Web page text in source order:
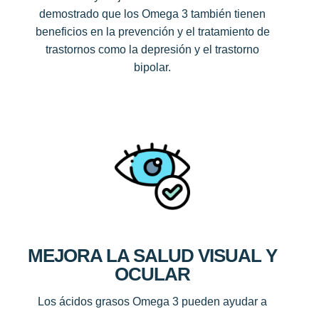
demostrado que los Omega 3 también tienen
beneficios en la prevención y el tratamiento de
trastornos como la depresión y el trastorno
bipolar.
MEJORA LA SALUD VISUAL Y
OCULAR
Los ácidos grasos Omega 3 pueden ayudar a